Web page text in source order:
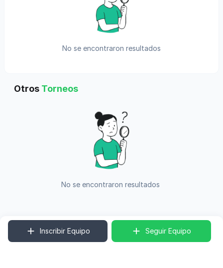
No se encontraron resultados
Otros Torneos
No se encontraron resultados
Inscribir Equipo Seguir Equipo